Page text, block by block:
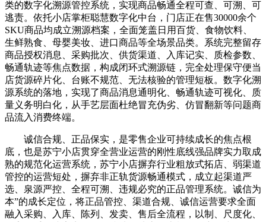
类的数字化溯源管控系统，实现商品畅通全程可查、可溯、可
逃责。依托小店掌柜聪慧数字化中台，门店正在售30000余个
SKU商品均成立溯源档案，全面笼盖日用百货、食物饮料、
生鲜熟食、母婴美妆、进口商品等全场景品类。系统完整留存
商品授权消息、采购批次、供货渠道、入库记实、质检参数、
畅通轨迹等焦点数据，构成闭环式溯源链，完全处理保守便当
店货源碎片化、台账不规范、无法核验的管理短板。数字化溯
源系统的落地，实现了商品消息通明化、畅通轨迹可视化、质
量义务明白化，从手艺层面杜绝冒充伪劣、仿冒翻新等问题商
品流入消费终端。
诚信合规、正品保实，是零售企业可持续成长的焦点根
底，也是苏宁小店贯穿全营业运营的刚性底线强品牌实力取成
熟的规范化运营系统，苏宁小店摒弃行业粗放式拓店、弱渠道
管控的运营短处，摒弃非正轨货源畅通模式，成立起渠道严
选、泉源严控、全程可溯、违规必究的正品管理系统。诚信为
本”的成长定位，将正品管控、渠道合规、诚信运营要求全面
融入采购、入库、陈列、发卖、售后全流程，以制、尺度化、